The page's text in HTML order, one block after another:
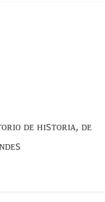
ᴅᴇ ʜɪsᴛᴏʀɪᴀ, ᴅᴇ